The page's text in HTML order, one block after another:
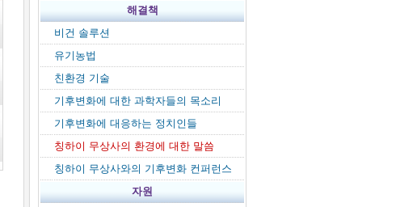
해결책
비건 솔루션
유기농법
친환경 기술
기후변화에 대한 과학자들의 목소리
기후변화에 대응하는 정치인들
칭하이 무상사의 환경에 대한 말씀
칭하이 무상사와의 기후변화 컨퍼런스
자원